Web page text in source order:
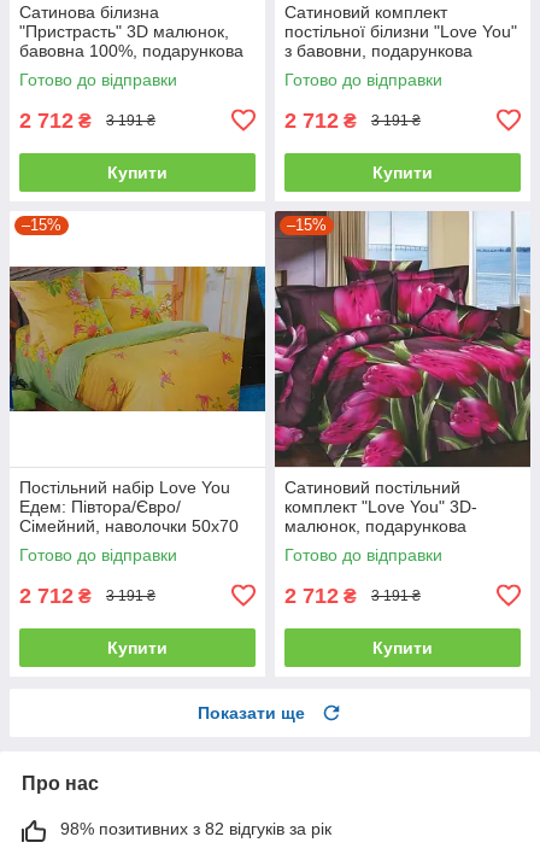
Сатинова білизна
"Пристрасть" 3D малюнок,
бавовна 100%, подарункова
упаковка полуторний
Готово до відправки
2 712 ₴ 3 191 ₴
Купити
Сатиновий комплект
постільної білизни "Love You"
з бавовни, подарункова
упаковка полуторний
Готово до відправки
2 712 ₴ 3 191 ₴
Купити
–15%
Постільний набір Love You
Едем: Півтора/Євро/
Сімейний, наволочки 50x70
полуторний
Готово до відправки
2 712 ₴ 3 191 ₴
Купити
–15%
Сатиновий постільний
комплект "Love You" 3D-
малюнок, подарункова
упаковка полуторний
Готово до відправки
2 712 ₴ 3 191 ₴
Купити
Показати ще
Про нас
98% позитивних з 82 відгуків за рік